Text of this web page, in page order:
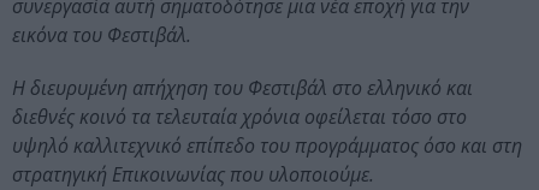
συνεργασία αυτή σηματοδότησε μια νέα εποχή για την
εικόνα του Φεστιβάλ.
Η διευρυμένη απήχηση του Φεστιβάλ στο ελληνικό και
διεθνές κοινό τα τελευταία χρόνια οφείλεται τόσο στο
υψηλό καλλιτεχνικό επίπεδο του προγράμματος όσο και στη
στρατηγική Επικοινωνίας που υλοποιούμε.